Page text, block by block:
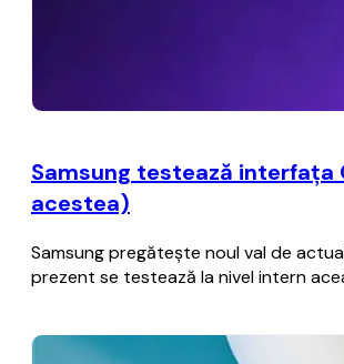
Samsung testează interfaţa
acestea)
Samsung pregăteşte noul val de
prezent se testează la nivel intern